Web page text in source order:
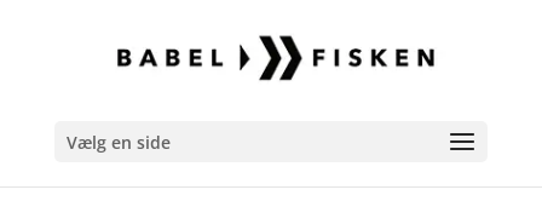
Vælg en side